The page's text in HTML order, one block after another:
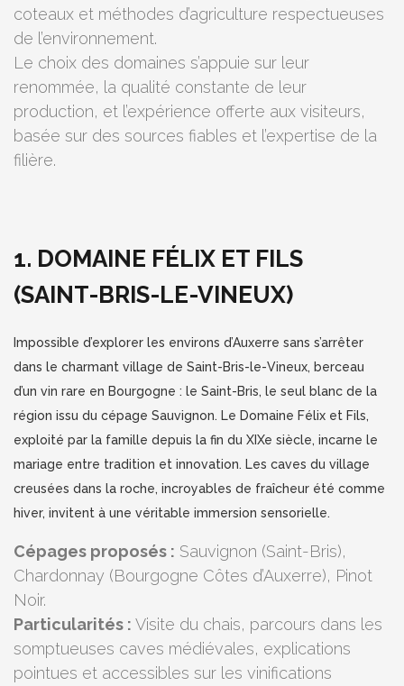
coteaux et méthodes d’agriculture respectueuses
de l’environnement.
Le choix des domaines s’appuie sur leur
renommée, la qualité constante de leur
production, et l’expérience offerte aux visiteurs,
basée sur des sources fiables et l’expertise de la
filière.
1. DOMAINE FÉLIX ET FILS
(SAINT-BRIS-LE-VINEUX)
Impossible d’explorer les environs d’Auxerre sans s’arrêter
dans le charmant village de Saint-Bris-le-Vineux, berceau
d’un vin rare en Bourgogne : le Saint-Bris, le seul blanc de la
région issu du cépage Sauvignon. Le Domaine Félix et Fils,
exploité par la famille depuis la fin du XIXe siècle, incarne le
mariage entre tradition et innovation. Les caves du village
creusées dans la roche, incroyables de fraîcheur été comme
hiver, invitent à une véritable immersion sensorielle.
Cépages proposés : Sauvignon (Saint-Bris),
Chardonnay (Bourgogne Côtes d’Auxerre), Pinot
Noir.
Particularités : Visite du chais, parcours dans les
somptueuses caves médiévales, explications
pointues et accessibles sur les vinifications